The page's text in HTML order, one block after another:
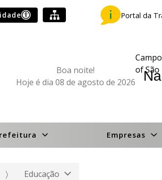
Portal da
Boa noite!
Hoje é dia 08 de agosto de 2026
of São
Empresas
Educação